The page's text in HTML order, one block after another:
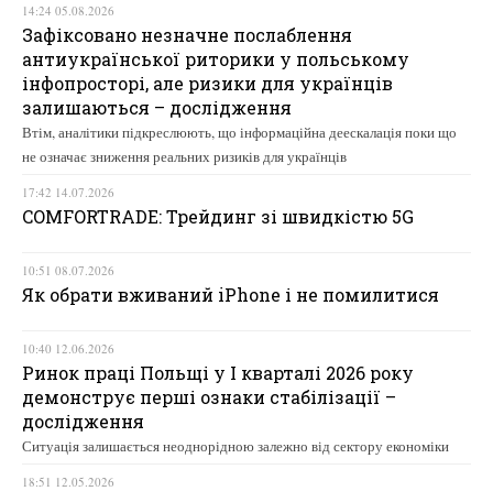
14:24 05.08.2026
Зафіксовано незначне послаблення
антиукраїнської риторики у польському
інфопросторі, але ризики для українців
залишаються – дослідження
Втім, аналітики підкреслюють, що інформаційна деескалація поки що
не означає зниження реальних ризиків для українців
17:42 14.07.2026
COMFORTRADE: Трейдинг зі швидкістю 5G
10:51 08.07.2026
Як обрати вживаний iPhone і не помилитися
10:40 12.06.2026
Ринок праці Польщі у І кварталі 2026 року
демонструє перші ознаки стабілізації –
дослідження
Ситуація залишається неоднорідною залежно від сектору економіки
18:51 12.05.2026